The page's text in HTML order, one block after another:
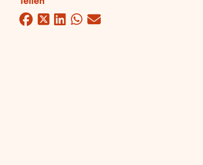
Facebook
Twitter
LinkedIn
WhatsApp
Mail